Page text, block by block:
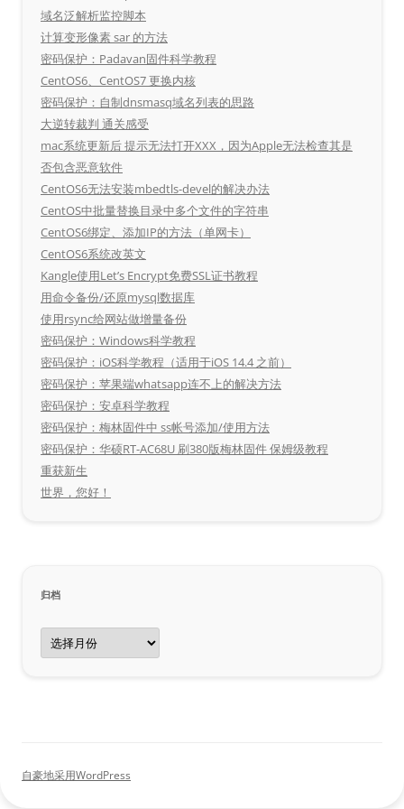
域名泛解析监控脚本
计算变形像素 sar 的方法
密码保护：Padavan固件科学教程
CentOS6、CentOS7 更换内核
密码保护：自制dnsmasq域名列表的思路
大逆转裁判 通关感受
mac系统更新后 提示无法打开XXX，因为Apple无法检查其是
否包含恶意软件
CentOS6无法安装mbedtls-devel的解决办法
CentOS中批量替换目录中多个文件的字符串
CentOS6绑定、添加IP的方法（单网卡）
CentOS6系统改英文
Kangle使用Let’s Encrypt免费SSL证书教程
用命令备份/还原mysql数据库
使用rsync给网站做增量备份
密码保护：Windows科学教程
密码保护：iOS科学教程（适用于iOS 14.4 之前）
密码保护：苹果端whatsapp连不上的解决方法
密码保护：安卓科学教程
密码保护：梅林固件中 ss帐号添加/使用方法
密码保护：华硕RT-AC68U 刷380版梅林固件 保姆级教程
重获新生
世界，您好！
归档
归
档
自豪地采用WordPress